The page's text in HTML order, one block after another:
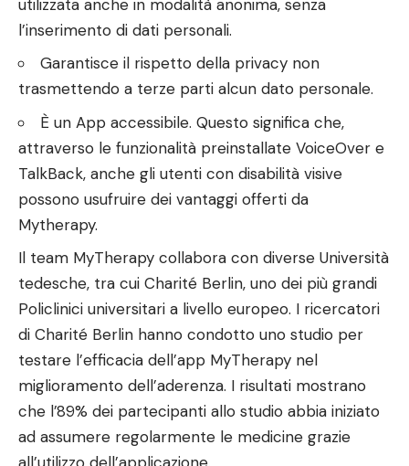
utilizzata anche in modalità anonima, senza
l’inserimento di dati personali.
Garantisce il rispetto della privacy non
trasmettendo a terze parti alcun dato personale.
È un App accessibile. Questo significa che,
attraverso le funzionalità preinstallate VoiceOver e
TalkBack, anche gli utenti con disabilità visive
possono usufruire dei vantaggi offerti da
Mytherapy.
Il team MyTherapy collabora con diverse Università
tedesche, tra cui Charité Berlin, uno dei più grandi
Policlinici universitari a livello europeo. I ricercatori
di Charité Berlin hanno condotto uno studio per
testare l’efficacia dell’app MyTherapy nel
miglioramento dell’aderenza. I risultati mostrano
che l’89% dei partecipanti allo studio abbia iniziato
ad assumere regolarmente le medicine grazie